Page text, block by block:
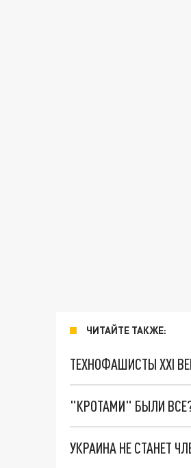
ЧИТАЙТЕ ТАКЖЕ:
ТЕХНОФАШИСТЫ XXI
"КРОТАМИ" БЫЛИ
УКРАИНА НЕ СТАНЕТ